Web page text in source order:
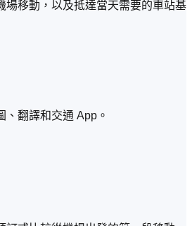
場移動，以及抵達當天需要的車站基
、翻譯和交通 App。